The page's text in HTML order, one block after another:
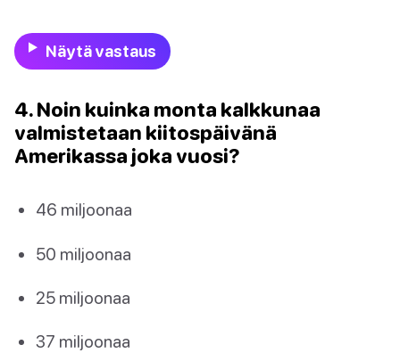
Näytä vastaus
4. Noin kuinka monta kalkkunaa
valmistetaan kiitospäivänä
Amerikassa joka vuosi?
46 miljoonaa
50 miljoonaa
25 miljoonaa
37 miljoonaa